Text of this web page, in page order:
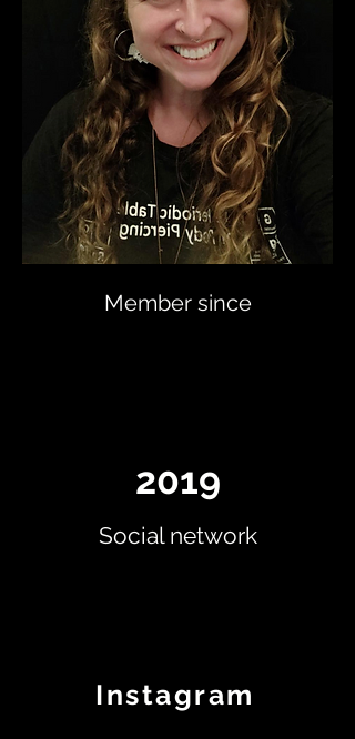
Member since
2019
Social network
Instagram